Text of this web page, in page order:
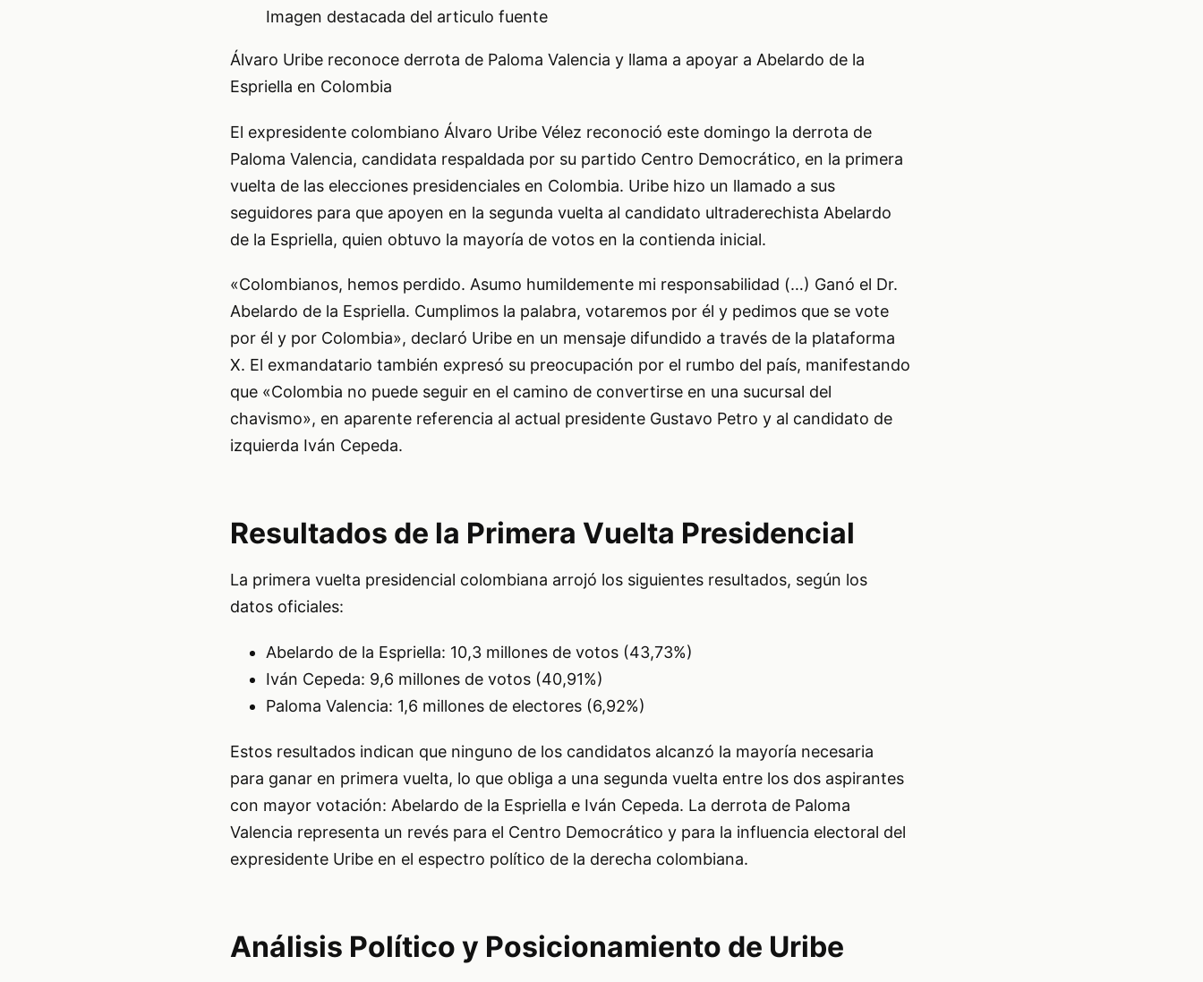
Imagen destacada del articulo fuente
Álvaro Uribe reconoce derrota de Paloma Valencia y llama a apoyar a Abelardo de la
Espriella en Colombia
El expresidente colombiano Álvaro Uribe Vélez reconoció este domingo la derrota de
Paloma Valencia, candidata respaldada por su partido Centro Democrático, en la primera
vuelta de las elecciones presidenciales en Colombia. Uribe hizo un llamado a sus
seguidores para que apoyen en la segunda vuelta al candidato ultraderechista Abelardo
de la Espriella, quien obtuvo la mayoría de votos en la contienda inicial.
«Colombianos, hemos perdido. Asumo humildemente mi responsabilidad (…) Ganó el Dr.
Abelardo de la Espriella. Cumplimos la palabra, votaremos por él y pedimos que se vote
por él y por Colombia», declaró Uribe en un mensaje difundido a través de la plataforma
X. El exmandatario también expresó su preocupación por el rumbo del país, manifestando
que «Colombia no puede seguir en el camino de convertirse en una sucursal del
chavismo», en aparente referencia al actual presidente Gustavo Petro y al candidato de
izquierda Iván Cepeda.
Resultados de la Primera Vuelta Presidencial
La primera vuelta presidencial colombiana arrojó los siguientes resultados, según los
datos oficiales:
Abelardo de la Espriella: 10,3 millones de votos (43,73%)
Iván Cepeda: 9,6 millones de votos (40,91%)
Paloma Valencia: 1,6 millones de electores (6,92%)
Estos resultados indican que ninguno de los candidatos alcanzó la mayoría necesaria
para ganar en primera vuelta, lo que obliga a una segunda vuelta entre los dos aspirantes
con mayor votación: Abelardo de la Espriella e Iván Cepeda. La derrota de Paloma
Valencia representa un revés para el Centro Democrático y para la influencia electoral del
expresidente Uribe en el espectro político de la derecha colombiana.
Análisis Político y Posicionamiento de Uribe